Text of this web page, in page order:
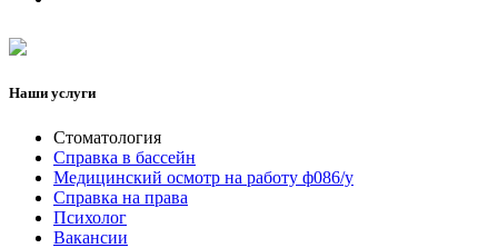
Наши услуги
Стоматология
Справка в бассейн
Медицинский осмотр на работу ф086/у
Справка на права
Психолог
Вакансии